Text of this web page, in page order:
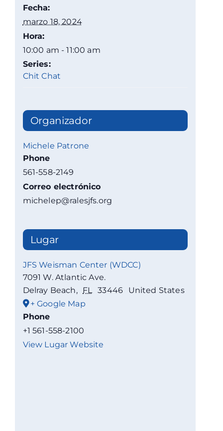
Fecha:
marzo 18, 2024
Hora:
10:00 am - 11:00 am
Series:
Chit Chat
Organizador
Michele Patrone
Phone
561-558-2149
Correo electrónico
michelep@ralesjfs.org
Lugar
JFS Weisman Center (WDCC)
7091 W. Atlantic Ave.
Delray Beach, FL 33446
United States
+ Google Map
Phone
+1 561-558-2100
View Lugar Website